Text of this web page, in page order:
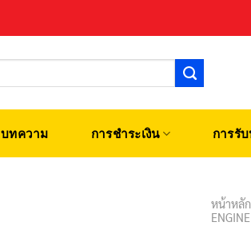
บทความ การชำระเงิน การรั
หน้าหลัก